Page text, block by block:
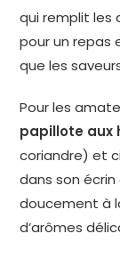
qui remplit les
pour un repas
que les
Pour les
papillote aux
coriandre) et
dans son
doucement à
d’arômes